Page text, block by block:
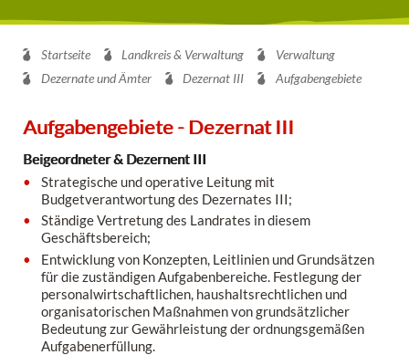
Startseite Landkreis & Verwaltung
Verwaltung
Dezernate und Ämter
Dezernat III Aufgabengebiete
Aufgabengebiete - Dezernat III
Beigeordneter & Dezernent III
Strategische und operative Leitung mit
Budgetverantwortung des Dezernates III;
Ständige Vertretung des Landrates in diesem
Geschäftsbereich;
Entwicklung von Konzepten, Leitlinien und Grundsätzen
für die zuständigen Aufgabenbereiche. Festlegung der
personalwirtschaftlichen, haushaltsrechtlichen und
organisatorischen Maßnahmen von grundsätzlicher
Bedeutung zur Gewährleistung der ordnungsgemäßen
Aufgabenerfüllung.